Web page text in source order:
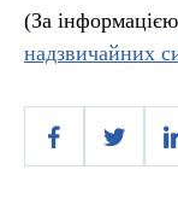
(За
надзвичайних